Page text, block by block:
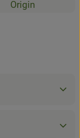
Origin